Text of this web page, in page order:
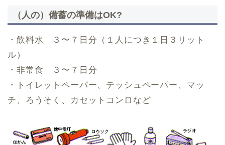
（人の）備蓄の準備はOK?
・飲料水 ３〜７日分（１人につき１日３リット
ル）
・非常食 ３〜７日分
・トイレットペーパー、テッシュペーパー、マッ
チ、ろうそく、カセットコンロなど